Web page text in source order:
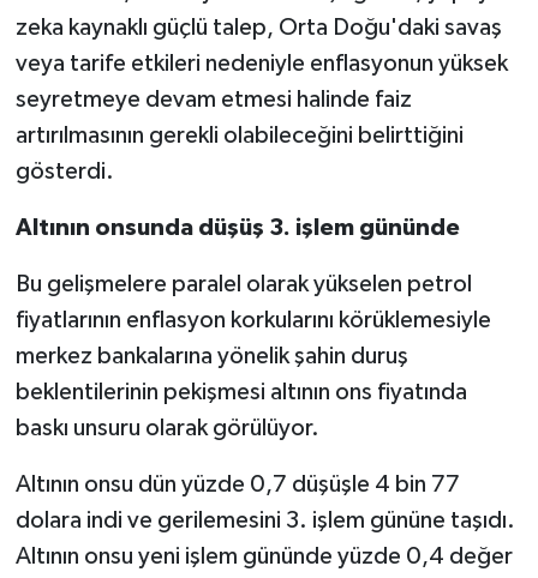
zeka kaynaklı güçlü talep, Orta Doğu'daki savaş
veya tarife etkileri nedeniyle enflasyonun yüksek
seyretmeye devam etmesi halinde faiz
artırılmasının gerekli olabileceğini belirttiğini
gösterdi.
Altının onsunda düşüş 3. işlem gününde
Bu gelişmelere paralel olarak yükselen petrol
fiyatlarının enflasyon korkularını körüklemesiyle
merkez bankalarına yönelik şahin duruş
beklentilerinin pekişmesi altının ons fiyatında
baskı unsuru olarak görülüyor.
Altının onsu dün yüzde 0,7 düşüşle 4 bin 77
dolara indi ve gerilemesini 3. işlem gününe taşıdı.
Altının onsu yeni işlem gününde yüzde 0,4 değer